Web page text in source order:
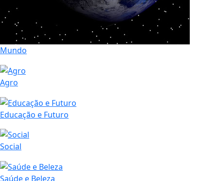
Mundo
Agro
Educação e Futuro
Social
Saúde e Beleza